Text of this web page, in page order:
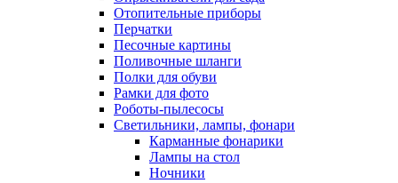
Отопительные приборы
Перчатки
Песочные картины
Поливочные шланги
Полки для обуви
Рамки для фото
Роботы-пылесосы
Светильники, лампы, фонари
Карманные фонарики
Лампы на стол
Ночники